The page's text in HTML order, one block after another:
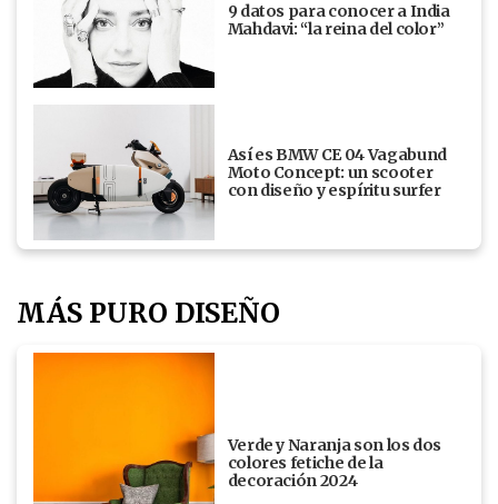
9 datos para conocer a India
Mahdavi: “la reina del color”
Así es BMW CE 04 Vagabund
Moto Concept: un scooter
con diseño y espíritu surfer
MÁS PURO DISEÑO
Verde y Naranja son los dos
colores fetiche de la
decoración 2024